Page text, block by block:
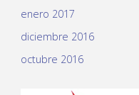
enero 2017
diciembre 2016
octubre 2016